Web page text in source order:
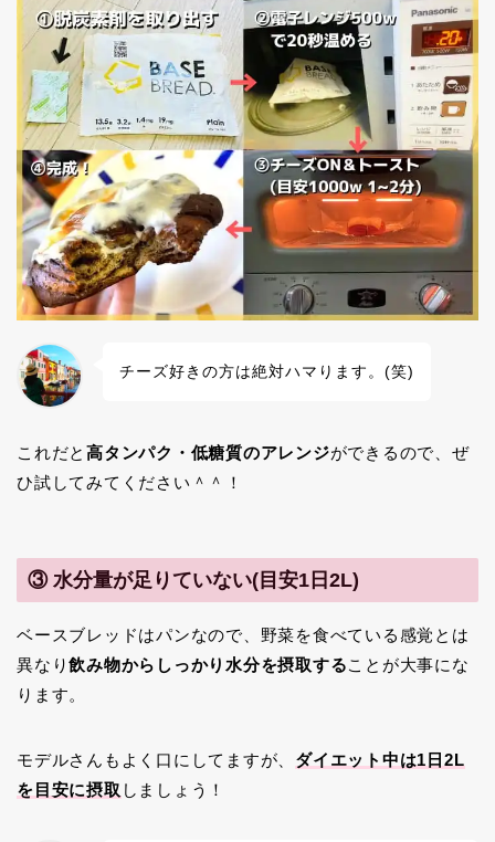
チーズ好きの方は絶対ハマります。(笑)
これだと高タンパク・低糖質のアレンジができるので、ぜ
ひ試してみてください＾＾！
③ 水分量が足りていない(目安1日2L)
ベースブレッドはパンなので、野菜を食べている感覚とは
異なり飲み物からしっかり水分を摂取することが大事にな
ります。
モデルさんもよく口にしてますが、 ダイエット中は1日2L
を目安に摂取 しましょう！